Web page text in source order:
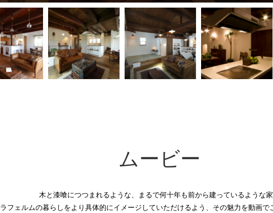
ムービー
木と漆喰につつまれるような、まるで何十年も前から建っているような
ラフェルムの暮らしをより具体的にイメージしていただけるよう、その魅力を動画で